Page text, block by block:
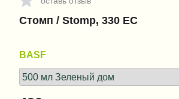
Стомп / Stomp, 330 ЕС
BASF